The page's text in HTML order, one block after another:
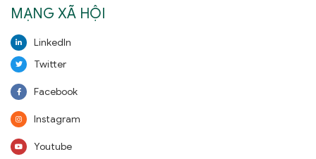
MẠNG XÃ HỘI
LinkedIn
Twitter
Facebook
Instagram
Youtube